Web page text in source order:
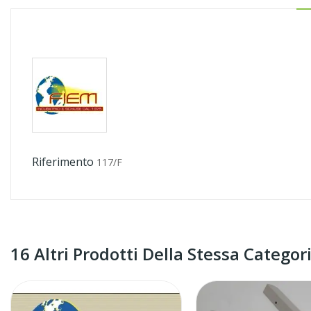
Riferimento 117/F
16 Altri Prodotti Della Stessa